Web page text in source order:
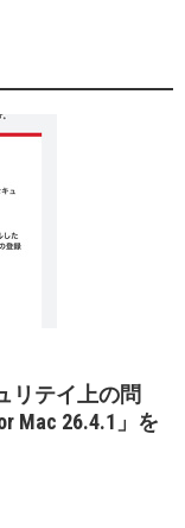
リテイ上の問
Mac 26.4.1」を